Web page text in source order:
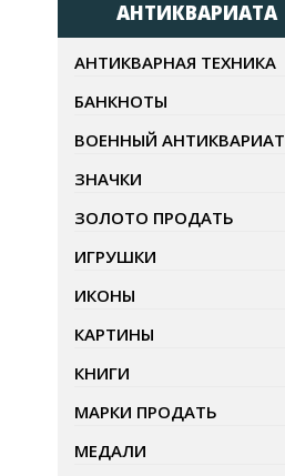
АНТИКВАРИАТА
АНТИКВАРНАЯ ТЕХНИКА
БАНКНОТЫ
ВОЕННЫЙ АНТИКВАРИАТ
ЗНАЧКИ
ЗОЛОТО ПРОДАТЬ
ИГРУШКИ
ИКОНЫ
КАРТИНЫ
КНИГИ
МАРКИ ПРОДАТЬ
МЕДАЛИ